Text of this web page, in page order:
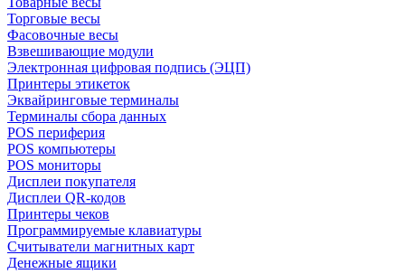
Торговые весы
Фасовочные весы
Взвешивающие модули
Электронная цифровая подпись (ЭЦП)
Принтеры этикеток
Эквайринговые терминалы
Терминалы сбора данных
POS периферия
POS компьютеры
POS мониторы
Дисплеи покупателя
Дисплеи QR-кодов
Принтеры чеков
Программируемые клавиатуры
Считыватели магнитных карт
Денежные ящики